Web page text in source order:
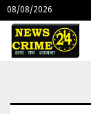
08/08/2026